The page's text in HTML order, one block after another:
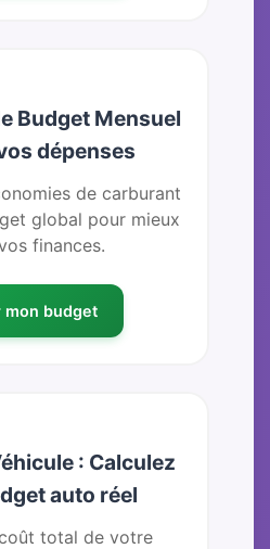
Budget Mensuel
dépenses
de carburant
global pour mieux
finances.
mon budget
: Calculez
auto réel
total de votre